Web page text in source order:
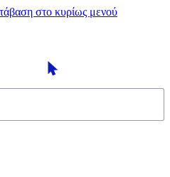
στο κυρίως μενού